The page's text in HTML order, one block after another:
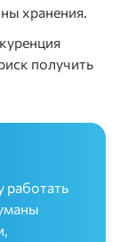
хранения.
получить
работать